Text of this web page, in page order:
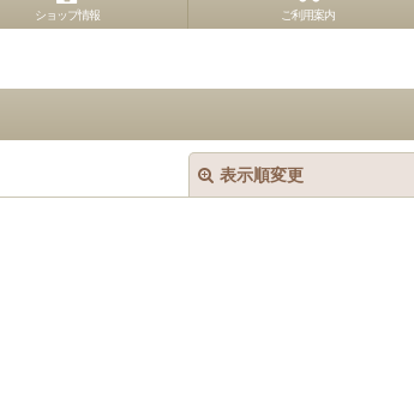
ショップ情報 ご利用案内
表示順変更